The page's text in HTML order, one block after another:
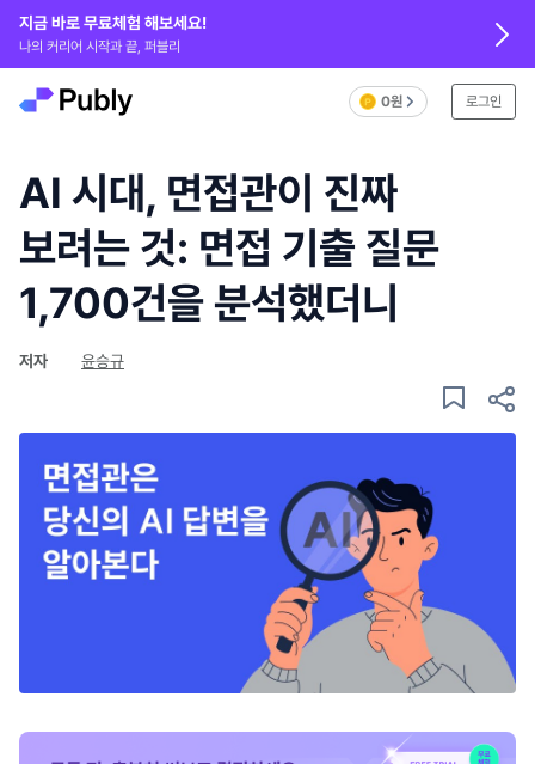
지금 바로 무료체험 해보세요!
나의 커리어 시작과 끝, 퍼블리
0원 로그인
AI 시대, 면접관이 진짜
보려는 것: 면접 기출 질문
1,700건을 분석했더니
저자 윤승규